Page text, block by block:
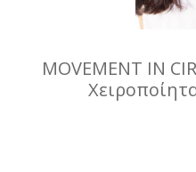
MOVEMENT IN